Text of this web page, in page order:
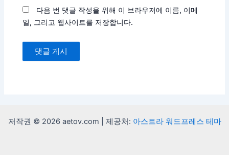
다음 번 댓글 작성을 위해 이 브라우저에 이름, 이메
일, 그리고 웹사이트를 저장합니다.
저작권 © 2026 aetov.com | 제공처: 아스트라 워드프레스 테마